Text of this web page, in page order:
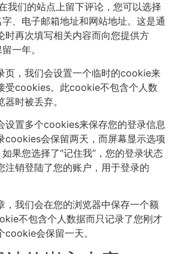
我们的站点上留下评论，您可以选择
、电子邮箱地址和网站地址。这是通
时再次填写相关内容而向您提供方
一年。
页，我们会设置一个临时的cookie来
受cookies。此cookie不包含个人数
时被丢弃。
设置多个cookies来保存您的登录信息
cookies会保留两天，而屏幕显示选项
果您选择了“记住我”，您的登录状态
注销登陆了您的账户，用于登录的
，我们会在您的浏览器中保存一个额
不包含个人数据而只记录了您刚才
会保留一天。